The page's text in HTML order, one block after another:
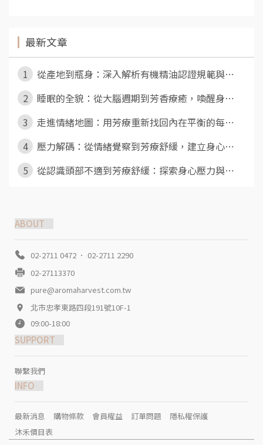
最新文章
1
從產地到瓶身：深入解析有機精油認證規範與⋯
2
睡眠的全貌：從大腦週期到芳香療癒，喚醒身⋯
3
走進情緒地圖：用芳療重新找回內在平衡的每⋯
4
壓力解碼：從情緒覺察到芳療舒緩，建立身心⋯
5
從認識頭部不適到芳療舒緩：探索身心壓力與⋯
ABOUT
02-2711 0472 ． 02-2711 2290
02-27113370
pure@aromaharvest.com.tw
北市忠孝東路四段191號10F-1
09:00-18:00
SUPPORT
聯繫我們
INFO
最新消息 購物條款 會員權益 訂單問題
隱私權保護
沐禾價目表